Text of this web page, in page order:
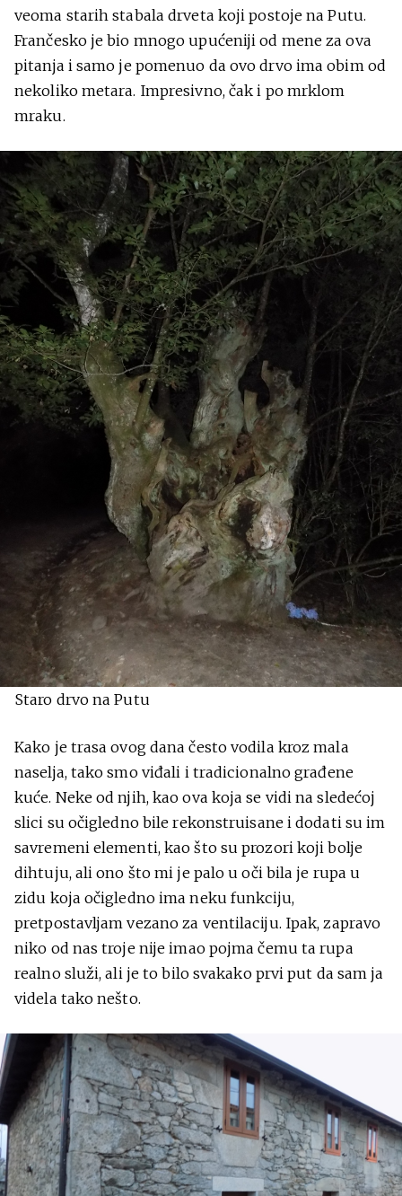
veoma starih stabala drveta koji postoje na Putu.
Frančesko je bio mnogo upućeniji od mene za ova
pitanja i samo je pomenuo da ovo drvo ima obim od
nekoliko metara. Impresivno, čak i po mrklom
mraku.
Staro drvo na Putu
Kako je trasa ovog dana često vodila kroz mala
naselja, tako smo viđali i tradicionalno građene
kuće. Neke od njih, kao ova koja se vidi na sledećoj
slici su očigledno bile rekonstruisane i dodati su im
savremeni elementi, kao što su prozori koji bolje
dihtuju, ali ono što mi je palo u oči bila je rupa u
zidu koja očigledno ima neku funkciju,
pretpostavljam vezano za ventilaciju. Ipak, zapravo
niko od nas troje nije imao pojma čemu ta rupa
realno služi, ali je to bilo svakako prvi put da sam ja
videla tako nešto.